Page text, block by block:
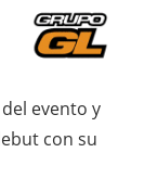
evento y
con su